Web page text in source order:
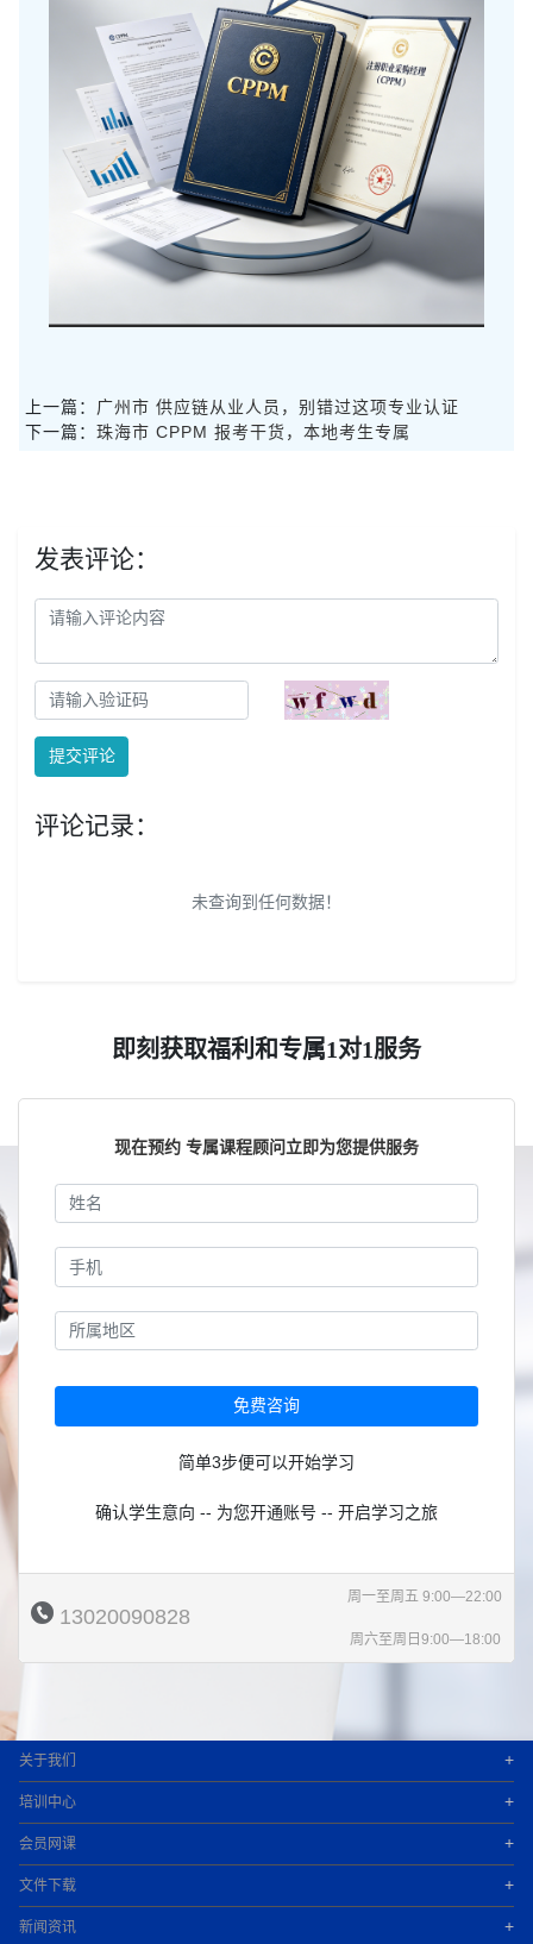
上一篇： 广州市 供应链从业人员，别错过这项专业认证
下一篇： 珠海市 CPPM 报考干货，本地考生专属
发表评论：
提交评论
评论记录：
未查询到任何数据！
即刻获取福利和专属1对1服务
现在预约 专属课程顾问立即为您提供服务
免费咨询
简单3步便可以开始学习
确认学生意向 -- 为您开通账号 -- 开启学习之旅
13020090828
周一至周五 9:00—22:00
周六至周日9:00—18:00
关于我们 +
培训中心 +
会员网课 +
文件下载 +
新闻资讯 +